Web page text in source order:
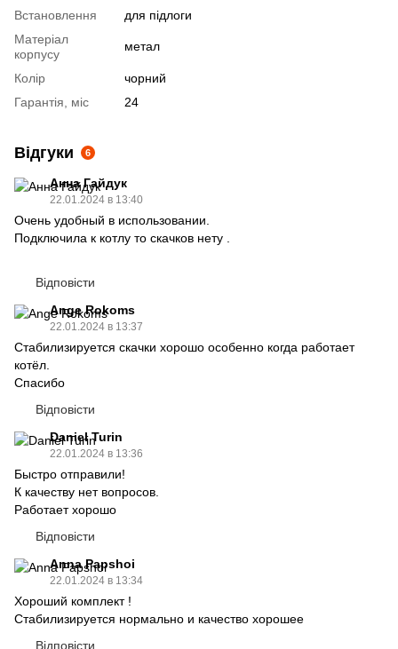
Встановлення
для підлоги
Матеріал
корпусу
метал
Колір
чорний
Гарантія, міс
24
Відгуки 6
Анна Гайдук
22.01.2024 в 13:40
Очень удобный в использовании.
Подключила к котлу то скачков нету .
Відповісти
Ange Rokoms
22.01.2024 в 13:37
Стабилизируется скачки хорошо особенно когда работает
котёл.
Спасибо
Відповісти
Daniel Turin
22.01.2024 в 13:36
Быстро отправили!
К качеству нет вопросов.
Работает хорошо
Відповісти
Anna Papshoi
22.01.2024 в 13:34
Хороший комплект !
Стабилизируется нормально и качество хорошее
Відповісти